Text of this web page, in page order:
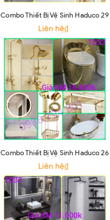
Combo Thiết Bị Vệ Sinh Haduco 29
Liên hệ₫
Combo Thiết Bị Vệ Sinh Haduco 26
Liên hệ₫